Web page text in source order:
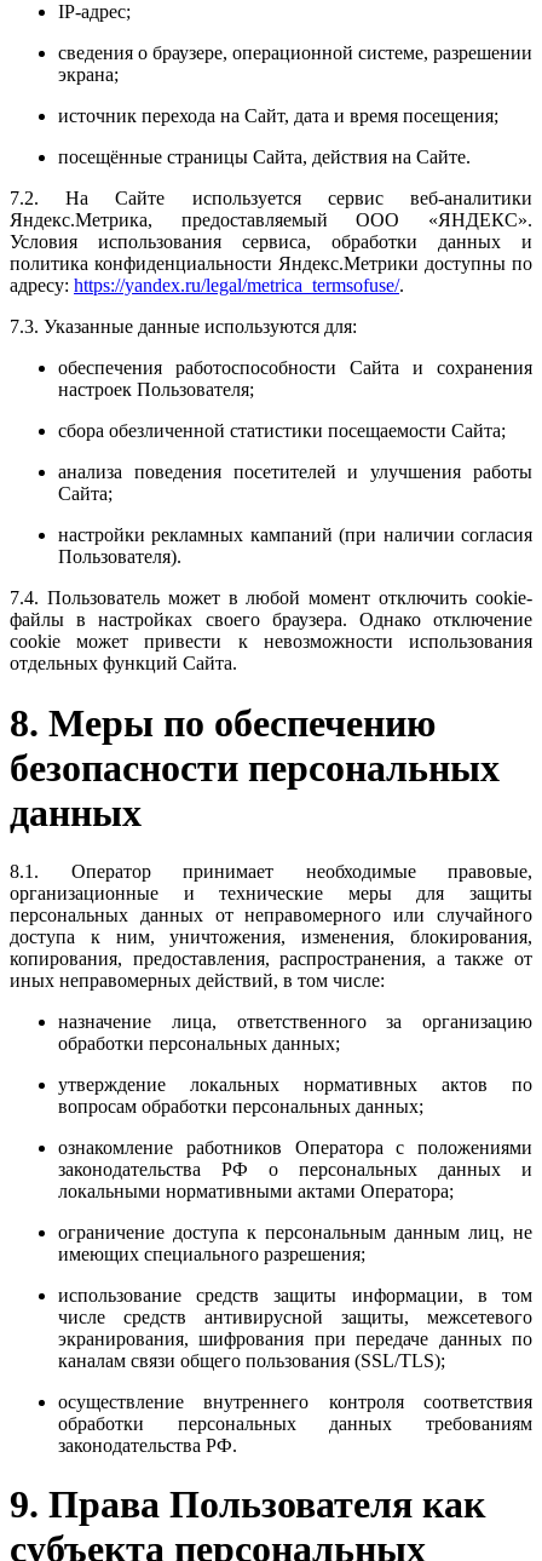
IP-адрес;
сведения о браузере, операционной системе, разрешении
экрана;
источник перехода на Сайт, дата и время посещения;
посещённые страницы Сайта, действия на Сайте.
7.2. На Сайте используется сервис веб-аналитики
Яндекс.Метрика, предоставляемый ООО «ЯНДЕКС».
Условия использования сервиса, обработки данных и
политика конфиденциальности Яндекс.Метрики доступны по
адресу: https://yandex.ru/legal/metrica_termsofuse/.
7.3. Указанные данные используются для:
обеспечения работоспособности Сайта и сохранения
настроек Пользователя;
сбора обезличенной статистики посещаемости Сайта;
анализа поведения посетителей и улучшения работы
Сайта;
настройки рекламных кампаний (при наличии согласия
Пользователя).
7.4. Пользователь может в любой момент отключить cookie-
файлы в настройках своего браузера. Однако отключение
cookie может привести к невозможности использования
отдельных функций Сайта.
8. Меры по обеспечению
безопасности персональных
данных
8.1. Оператор принимает необходимые правовые,
организационные и технические меры для защиты
персональных данных от неправомерного или случайного
доступа к ним, уничтожения, изменения, блокирования,
копирования, предоставления, распространения, а также от
иных неправомерных действий, в том числе:
назначение лица, ответственного за организацию
обработки персональных данных;
утверждение локальных нормативных актов по
вопросам обработки персональных данных;
ознакомление работников Оператора с положениями
законодательства РФ о персональных данных и
локальными нормативными актами Оператора;
ограничение доступа к персональным данным лиц, не
имеющих специального разрешения;
использование средств защиты информации, в том
числе средств антивирусной защиты, межсетевого
экранирования, шифрования при передаче данных по
каналам связи общего пользования (SSL/TLS);
осуществление внутреннего контроля соответствия
обработки персональных данных требованиям
законодательства РФ.
9. Права Пользователя как
субъекта персональных